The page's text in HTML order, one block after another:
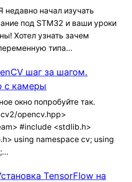
начал изучать
под STM32 и ваши уроки
Хотел узнать зачем
типа…
шаг за шагом.
с камеры
окно попробуйте так.
opencv.hpp>
#include <stdlib.h>
using namespace cv; using
TensorFlow на